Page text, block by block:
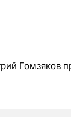
Гомзяков